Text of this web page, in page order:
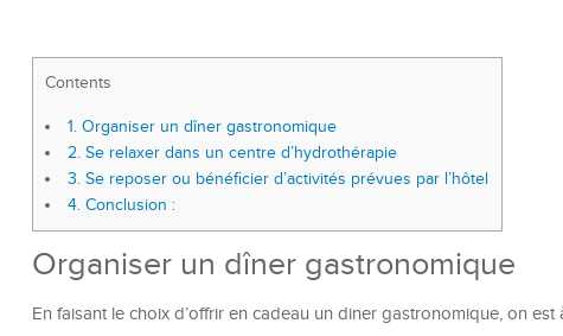
Contents
1. Organiser un dîner gastronomique
2. Se relaxer dans un centre d’hydrothérapie
3. Se reposer ou bénéficier d’activités prévues par l’hôtel
4. Conclusion :
Organiser un dîner gastronomique
En faisant le choix d’offrir en cadeau un diner gastronomique, on